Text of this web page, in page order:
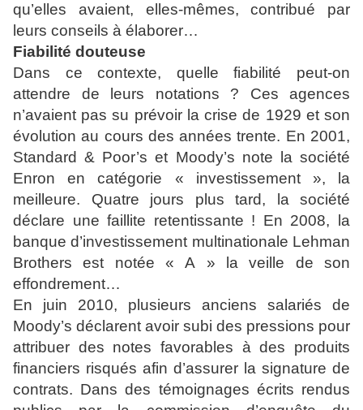
qu’elles avaient, elles-mêmes, contribué par
leurs conseils à élaborer…
Fiabilité douteuse
Dans ce contexte, quelle fiabilité peut-on
attendre de leurs notations ? Ces agences
n’avaient pas su prévoir la crise de 1929 et son
évolution au cours des années trente. En 2001,
Standard & Poor’s et Moody’s note la société
Enron en catégorie « investissement », la
meilleure. Quatre jours plus tard, la société
déclare une faillite retentissante ! En 2008, la
banque d’investissement multinationale Lehman
Brothers est notée « A » la veille de son
effondrement…
En juin 2010, plusieurs anciens salariés de
Moody’s déclarent avoir subi des pressions pour
attribuer des notes favorables à des produits
financiers risqués afin d’assurer la signature de
contrats. Dans des témoignages écrits rendus